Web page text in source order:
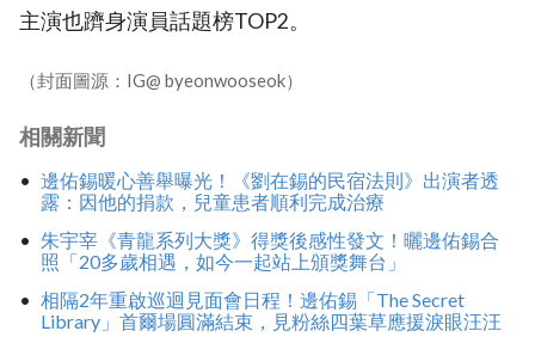
主演也躋身演員話題榜TOP2。
（封面圖源：IG@ byeonwooseok）
相關新聞
邊佑錫暖心善舉曝光！《劉在錫的民宿法則》出演者透
露：因他的捐款，兒童患者順利完成治療
朱宇宰《青龍系列大獎》得獎後感性發文！曬邊佑錫合
照「20多歲相遇，如今一起站上頒獎舞台」
相隔2年重啟巡迴見面會日程！邊佑錫「The Secret
Library」首爾場圓滿結束，見粉絲四葉草應援淚眼汪汪